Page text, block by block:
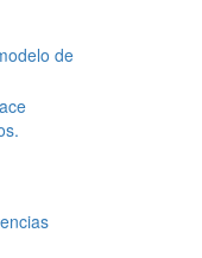
de